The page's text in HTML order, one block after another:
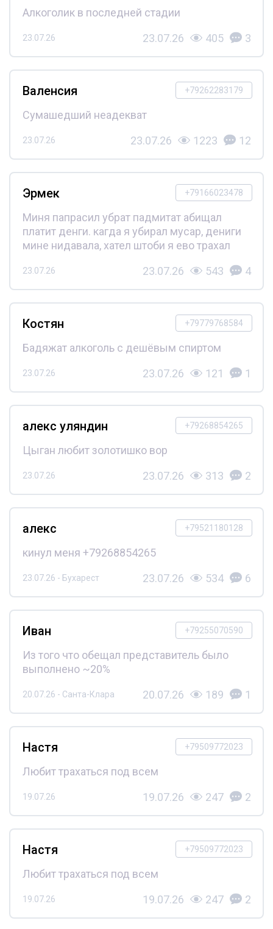
Алкоголик в последней стадии
23.07.26 23.07.26 405 3
+79262283179
Валенсия
Сумашедший неадекват
23.07.26 23.07.26 1223 12
+79166023478
Эрмек
Миня папрасил убрат падмитат абищал
платит денги. кагда я убирал мусар, дениги
мине нидавала, хател штоби я ево трахал
23.07.26 23.07.26 543 4
+79779768584
Костян
Бадяжат алкоголь с дешёвым спиртом
23.07.26 23.07.26 121 1
+79268854265
алекс уляндин
Цыган любит золотишко вор
23.07.26 23.07.26 313 2
+79521180128
алекс
кинул меня +79268854265
23.07.26 - Бухарест 23.07.26 534 6
+79255070590
Иван
Из того что обещал представитель было
выполнено ~20%
20.07.26 - Санта-Клара 20.07.26 189 1
+79509772023
Настя
Любит трахаться под всем
19.07.26 19.07.26 247 2
+79509772023
Настя
Любит трахаться под всем
19.07.26 19.07.26 247 2